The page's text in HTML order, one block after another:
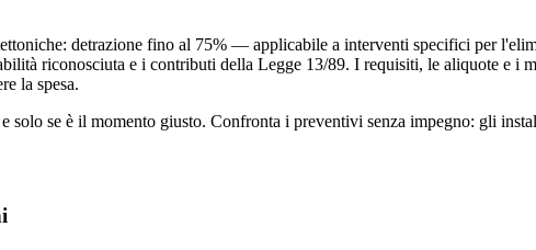
detrazione fino al 75% — applicabile a interventi specifici per
riconosciuta e i contributi della Legge 13/89. I requisiti, le aliquote e i
la spesa.
solo se è il momento giusto. Confronta i preventivi senza impegno: gli